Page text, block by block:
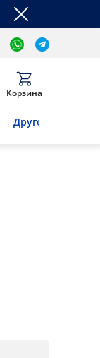
Корзина
Другое